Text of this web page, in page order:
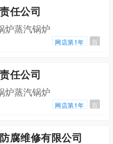
任公司
炉蒸汽锅炉
网店第1年 百
任公司
炉蒸汽锅炉
网店第1年 百
腐维修有限公司